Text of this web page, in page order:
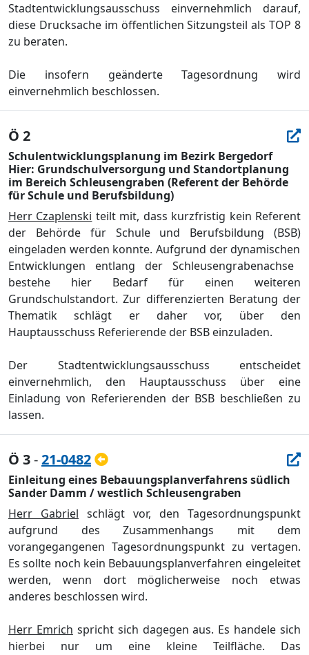
Stadtentwicklungsausschuss einvernehmlich darauf,
diese Drucksache im öffentlichen Sitzungsteil als TOP 8
zu beraten.
Die insofern geänderte Tagesordnung wird
einvernehmlich beschlossen.
Ö 2
Schulentwicklungsplanung im Bezirk Bergedorf
Hier: Grundschulversorgung und Standortplanung
im Bereich Schleusengraben (Referent der Behörde
für Schule und Berufsbildung)
Herr Czaplenski teilt mit, dass kurzfristig kein Referent
der Behörde für Schule und Berufsbildung (BSB)
eingeladen werden konnte. Aufgrund derdynamischen
Entwicklungen entlang der Schleusengrabenachse
bestehe hier Bedarf für einen weiteren
Grundschulstandort. Zur differenzierten Beratung der
Thematik schlägt er daher vor, über den
Hauptausschuss Referierende der BSB einzuladen.
Der Stadtentwicklungsausschuss entscheidet
einvernehmlich, den Hauptausschuss über eine
Einladung von Referierenden der BSB beschließen zu
lassen.
Ö 3-21-0482
Einleitung eines Bebauungsplanverfahrens südlich
Sander Damm / westlich Schleusengraben
Herr Gabriel schlägt vor, den Tagesordnungspunkt
aufgrund des Zusammenhangs mit dem
vorangegangenen Tagesordnungspunkt zu vertagen.
Es sollte noch kein Bebauungsplanverfahren eingeleitet
werden, wenn dort möglicherweise noch etwas
anderes beschlossen wird.
Herr Emrich spricht sich dagegen aus. Es handele sich
hierbei nur um eine kleine Teilfläche. Das